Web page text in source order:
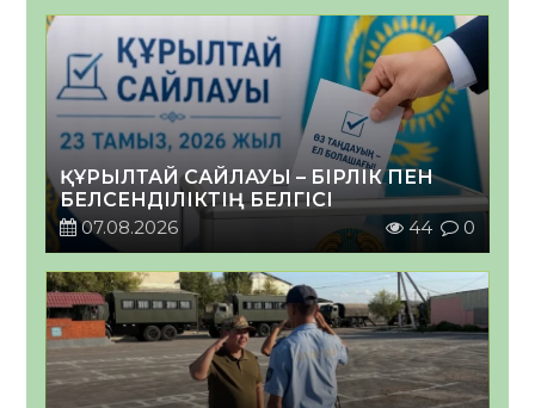
ҚҰРЫЛТАЙ САЙЛАУЫ – БІРЛІК ПЕН
БЕЛСЕНДІЛІКТІҢ БЕЛГІСІ
07.08.2026
44 0